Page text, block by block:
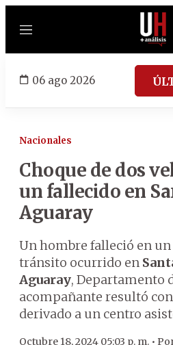
Menú
06 ago 2026
Nacionales
Choque de dos
un fallecido en
Aguaray
Un hombre falleció en un
tránsito ocurrido en
Aguaray, Departamento
acompañante resultó
derivado a un centro
Octubre 18, 2024 05:03 p. m. •